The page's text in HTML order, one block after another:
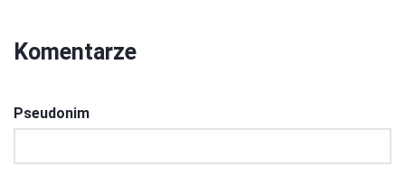
Komentarze
Pseudonim